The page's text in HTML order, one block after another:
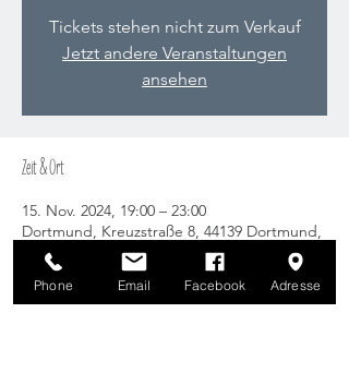
Tickets stehen nicht zum Verkauf
Jetzt andere Veranstaltungen
ansehen
Zeit & Ort
15. Nov. 2024, 19:00 – 23:00
Dortmund, Kreuzstraße 8, 44139 Dortmund,
Deutschland
Phone Email Facebook Adresse